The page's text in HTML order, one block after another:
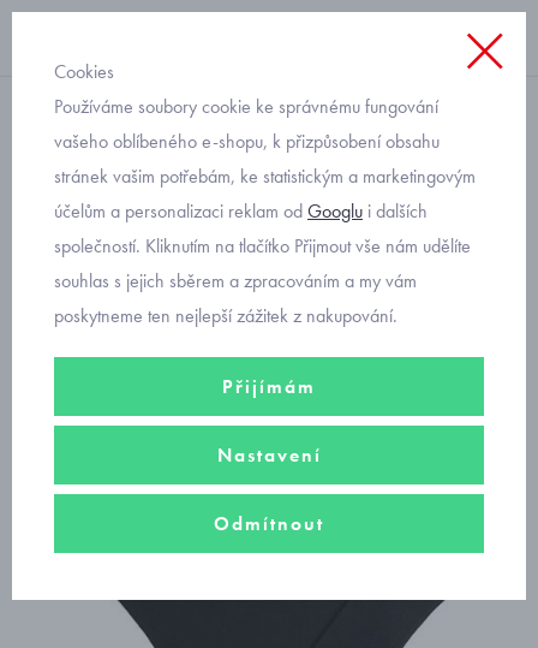
nátělník
bavlněné podvlékací triko
černé
Cookies
Používáme soubory cookie ke správnému fungování
vašeho oblíbeného e-shopu, k přizpůsobení obsahu
stránek vašim potřebám, ke statistickým a marketingovým
účelům a personalizaci reklam odGooglu i dalších
společností. Kliknutím na tlačítko Přijmout vše nám udělíte
souhlas s jejich sběrem a zpracováním a my vám
poskytneme ten nejlepší zážitek z nakupování.
Přijímám
Nastavení
Odmítnout